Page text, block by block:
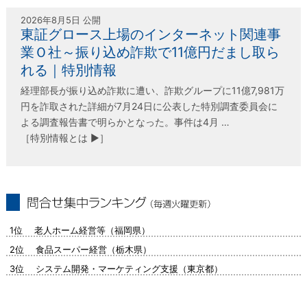
2026年8月5日 公開
東証グロース上場のインターネット関連事
業Ｏ社～振り込め詐欺で11億円だまし取ら
れる｜特別情報
経理部長が振り込め詐欺に遭い、詐欺グループに11億7,981万
円を詐取された詳細が7月24日に公表した特別調査委員会に
よる調査報告書で明らかとなった。事件は4月 …
［特別情報とは ▶］
1位 老人ホーム経営等（福岡県）
2位 食品スーパー経営（栃木県）
3位 システム開発・マーケティング支援（東京都）